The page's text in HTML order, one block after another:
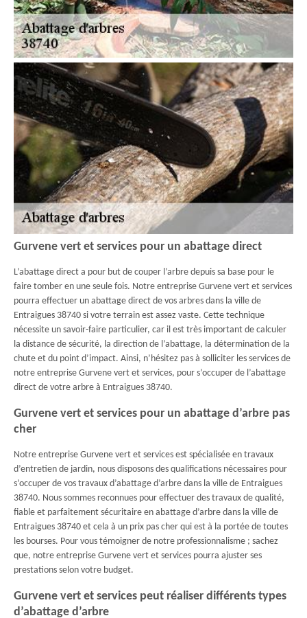
Gurvene vert et services pour un abattage direct
L’abattage direct a pour but de couper l’arbre depuis sa base pour le
faire tomber en une seule fois. Notre entreprise Gurvene vert et services
pourra effectuer un abattage direct de vos arbres dans la ville de
Entraigues 38740 si votre terrain est assez vaste. Cette technique
nécessite un savoir-faire particulier, car il est très important de calculer
la distance de sécurité, la direction de l’abattage, la détermination de la
chute et du point d’impact. Ainsi, n’hésitez pas à solliciter les services de
notre entreprise Gurvene vert et services, pour s’occuper de l’abattage
direct de votre arbre à Entraigues 38740.
Gurvene vert et services pour un abattage d’arbre pas
cher
Notre entreprise Gurvene vert et services est spécialisée en travaux
d’entretien de jardin, nous disposons des qualifications nécessaires pour
s’occuper de vos travaux d’abattage d’arbre dans la ville de Entraigues
38740. Nous sommes reconnues pour effectuer des travaux de qualité,
fiable et parfaitement sécuritaire en abattage d’arbre dans la ville de
Entraigues 38740 et cela à un prix pas cher qui est à la portée de toutes
les bourses. Pour vous témoigner de notre professionnalisme ; sachez
que, notre entreprise Gurvene vert et services pourra ajuster ses
prestations selon votre budget.
Gurvene vert et services peut réaliser différents types
d’abattage d’arbre